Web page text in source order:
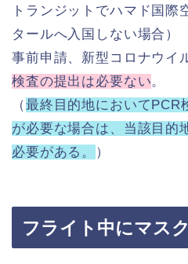
トランジットでハマド国際
タールへ入国しない場合）
事前申請、新型コロナウイ
検査の提出は必要ない。
（最終目的地においてPCR
が必要な場合は、当該目的
必要がある。
）
フライト中にマス